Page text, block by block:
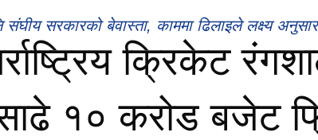
संघीय सरकारको बेवास्ता, काममा ढिलाइले लक्ष्य अनुसार
क्रिकेट
१० करोड बजेट